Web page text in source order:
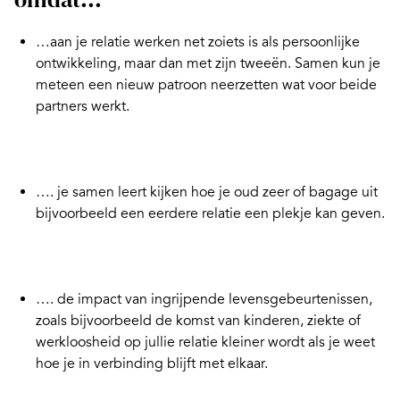
…aan je relatie werken net zoiets is als persoonlijke
ontwikkeling, maar dan met zijn tweeën. Samen kun je
meteen een nieuw patroon neerzetten wat voor beide
partners werkt.
…. je samen leert kijken hoe je oud zeer of bagage uit
bijvoorbeeld een eerdere relatie een plekje kan geven.
…. de impact van ingrijpende levensgebeurtenissen,
zoals bijvoorbeeld de komst van kinderen, ziekte of
werkloosheid op jullie relatie kleiner wordt als je weet
hoe je in verbinding blijft met elkaar.